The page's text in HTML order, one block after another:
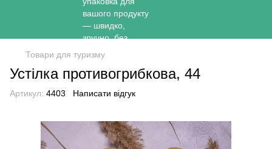
Товари для туризму
Устілка противогрибкова, 44
Артикул: 4403 Написати відгук